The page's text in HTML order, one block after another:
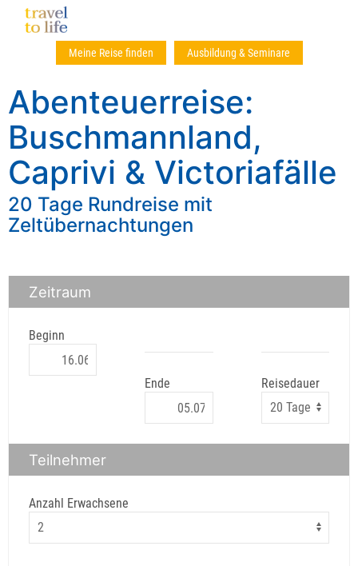
Meine Reise finden Ausbildung & Seminare
Abenteuerreise:
Buschmannland,
Caprivi & Victoriafälle
20 Tage Rundreise mit
Zeltübernachtungen
Zeitraum
Beginn
Ende Reisedauer
Teilnehmer
Anzahl Erwachsene